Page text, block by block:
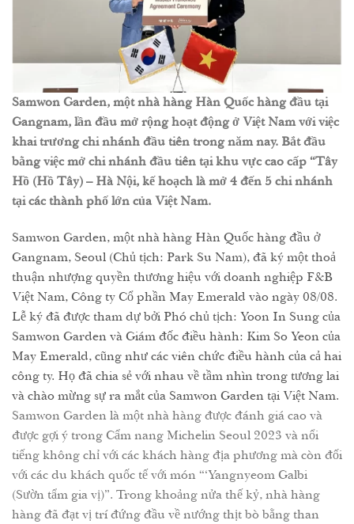
Samwon Garden, một nhà hàng Hàn Quốc hàng đầu tại
Gangnam, lần đầu mở rộng hoạt động ở Việt Nam với việc
khai trương chi nhánh đầu tiên trong năm nay. Bắt đầu
bằng việc mở chi nhánh đầu tiên tại khu vực cao cấp “Tây
Hồ (Hồ Tây) – Hà Nội, kế hoạch là mở 4 đến 5 chi nhánh
tại các thành phố lớn của Việt Nam.
Samwon Garden, một nhà hàng Hàn Quốc hàng đầu ở
Gangnam, Seoul (Chủ tịch: Park Su Nam), đã ký một thoả
thuận nhượng quyền thương hiệu với doanh nghiệp F&B
Việt Nam, Công ty Cổ phần May Emerald vào ngày 08/08.
Lễ ký đã được tham dự bởi Phó chủ tịch: Yoon In Sung của
Samwon Garden và Giám đốc điều hành: Kim So Yeon của
May Emerald, cũng như các viên chức điều hành của cả hai
công ty. Họ đã chia sẻ với nhau về tầm nhìn trong tương lai
và chào mừng sự ra mắt của Samwon Garden tại Việt Nam.
Samwon Garden là một nhà hàng được đánh giá cao và
được gợi ý trong Cẩm nang Michelin Seoul 2023 và nổi
tiếng không chỉ với các khách hàng địa phương mà còn đối
với các du khách quốc tế với món “‘Yangnyeom Galbi
(Sườn tẩm gia vị)”. Trong khoảng nửa thế kỷ, nhà hàng
hàng đã đạt vị trí đứng đầu về nướng thịt bò bằng than